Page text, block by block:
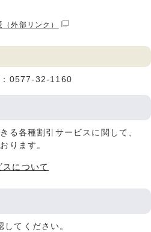
（外部リンク）
0577-32-1160
る各種割引サービスに関して、
ります。
について
てください。